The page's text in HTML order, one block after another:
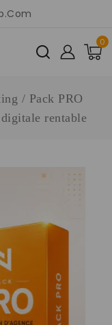
0
/ Pack PRO
rentable